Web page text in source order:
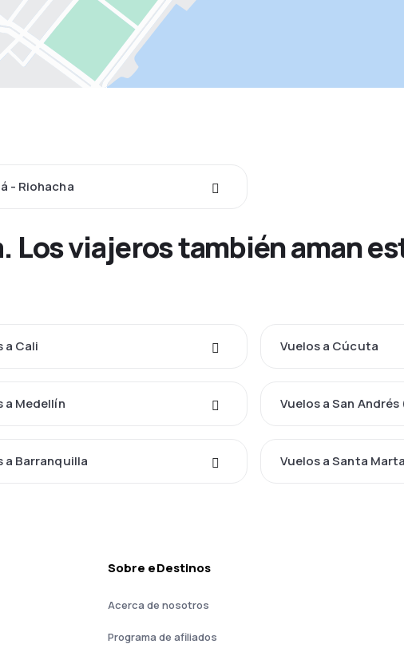
- Riohacha
Los viajeros también aman
a Cali Vuelos a Cúcuta
a Medellín Vuelos a San Andrés
a Barranquilla Vuelos a Santa Marta
Sobre eDestinos
Acerca de nosotros
Programa de afiliados